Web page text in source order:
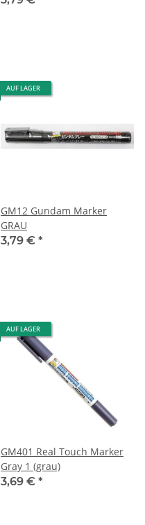
AUF LAGER
GM12 Gundam Marker
GRAU
3,79 € *
AUF LAGER
GM401 Real Touch Marker
Gray 1 (grau)
3,69 € *